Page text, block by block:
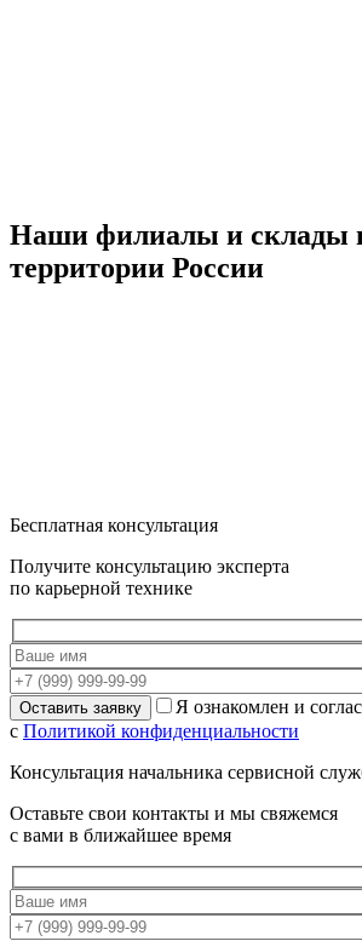
Наши филиалы и склады
территории России
Бесплатная консультация
Получите консультацию эксперта
по карьерной технике
Я ознакомлен и
с Политикой конфиденциальности
Консультация начальника сервисной
Оставьте свои контакты и мы свяжемся
с вами в ближайшее время